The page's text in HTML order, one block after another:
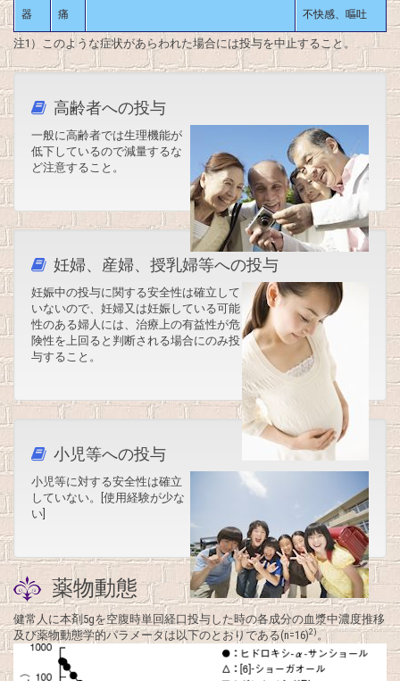
器
痛
不快感、嘔吐
注1）このような症状があらわれた場合には投与を中止すること。
高齢者への投与
一般に高齢者では生理機能が
低下しているので減量するな
ど注意すること。
妊婦、産婦、授乳婦等への投与
妊娠中の投与に関する安全性は確立して
いないので、妊婦又は妊娠している可能
性のある婦人には、治療上の有益性が危
険性を上回ると判断される場合にのみ投
与すること。
小児等への投与
小児等に対する安全性は確立
していない。[使用経験が少な
い]
薬物動態
健常人に本剤5gを空腹時単回経口投与した時の各成分の血漿中濃度推移
及び薬物動態学的パラメータは以下のとおりである(n=16)2)。